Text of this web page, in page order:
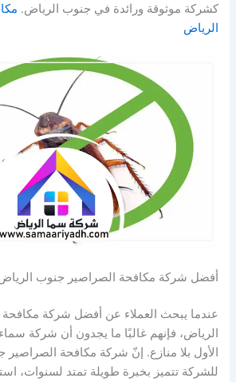
كشركة موثوقة ورائدة في جنوب الرياض.
الرياض
أفضل شركة مكافحة الصراصير جنوب
عندما يبحث العملاء عن أفضل شركة
الرياض، فإنهم غالبًا ما يجدون أن شركة
الأول بلا منازع. إنّ شركة مكافحة الصراصير
للشركة تتميز بخبرة طويلة تمتد لسنوات،